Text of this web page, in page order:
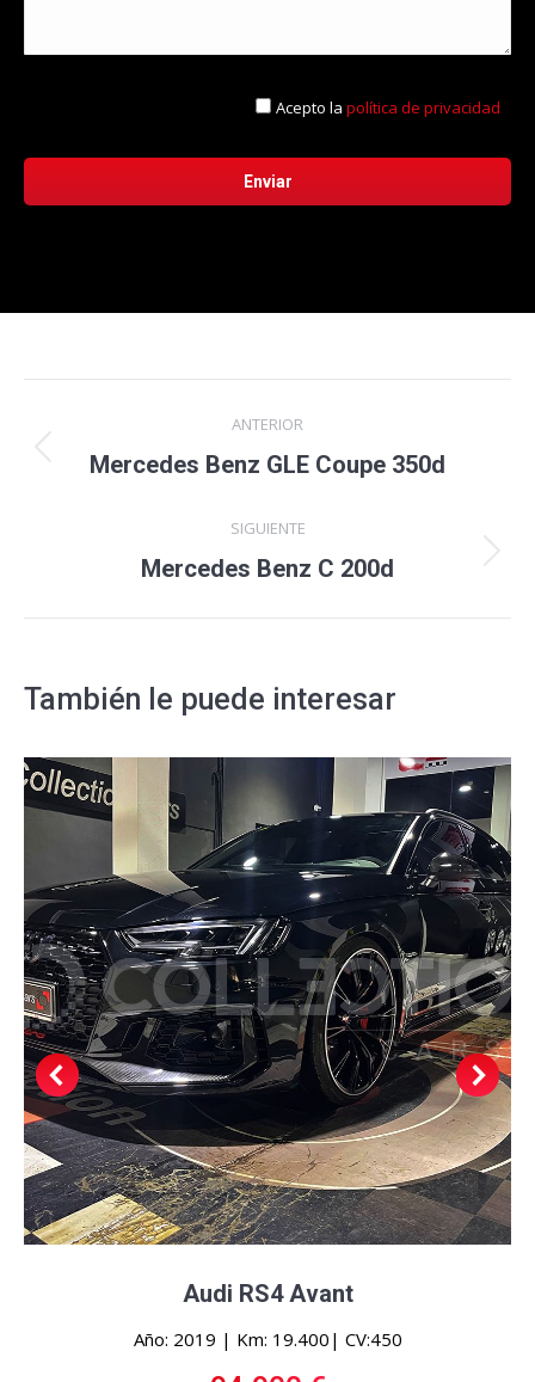
Acepto lapolítica de privacidad
entre
ANTERIOR
Proyecto
Mercedes Benz GLE Coupe 350d
SIGUIENTE
Proyecto
Mercedes Benz C 200d
También le puede interesar
Audi RS4 Avant
Año: 2019 | Km: 19.400| CV:450